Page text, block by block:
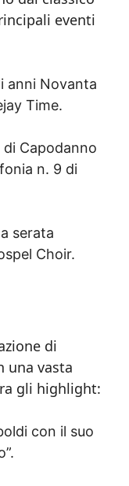
eventi
anni Novanta
Time.
Capodanno
n. 9 di
serata
Choir.
di
una vasta
gli highlight:
con il suo